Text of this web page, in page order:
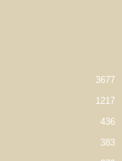
3677
1217
436
383